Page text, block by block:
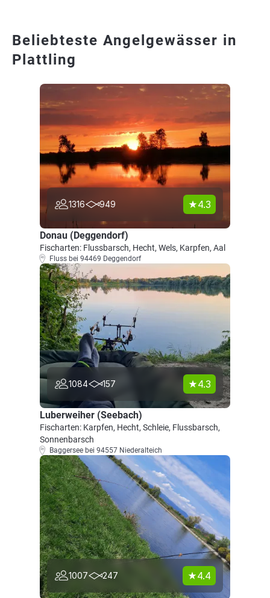
Beliebteste Angelgewässer in
Plattling
1316 949 4.3
Donau (Deggendorf)
Fischarten: Flussbarsch, Hecht, Wels, Karpfen, Aal
Fluss bei 94469 Deggendorf
1084 157 4.3
Luberweiher (Seebach)
Fischarten: Karpfen, Hecht, Schleie, Flussbarsch,
Sonnenbarsch
Baggersee bei 94557 Niederalteich
1007 247 4.4